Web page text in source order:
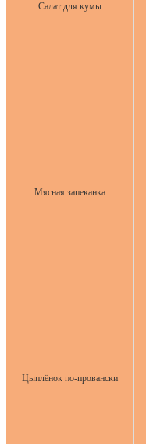
Салат для кумы
Мясная запеканка
Цыплёнок по-провански